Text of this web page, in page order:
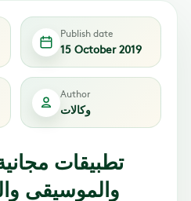
Publish date
15 October 2019
Author
وكالات
تطبيقات
والموسيقى